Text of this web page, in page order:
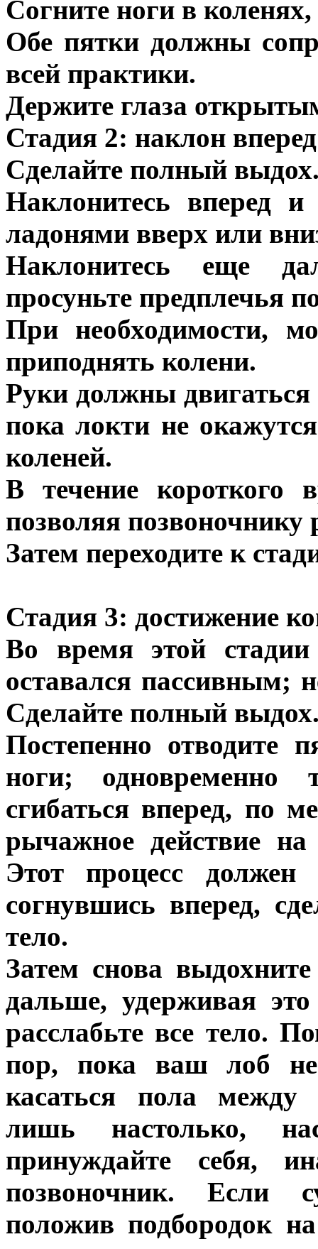
Согните ноги в
Обе пятки должны
всей практики.
Держите глаза
Стадия 2: наклон вперед
Сделайте полный
Наклонитесь вперед
ладонями вверх или
Наклонитесь еще
просуньте предплечья
При необходимости,
приподнять колени.
Руки должны двигаться
пока локти не
коленей.
В течение короткого
позволяя позвоночнику
Затем переходите к
Стадия 3: достижение
Во время этой
оставался пассивным;
Сделайте полный
Постепенно отводите
ноги; одновременно
сгибаться вперед, по
рычажное действие на
Этот процесс
согнувшись вперед,
тело.
Затем снова
дальше, удерживая
расслабьте все тело.
пор, пока ваш лоб не
касаться пола между
лишь настолько,
принуждайте себя,
позвоночник. Если
положив подбородок